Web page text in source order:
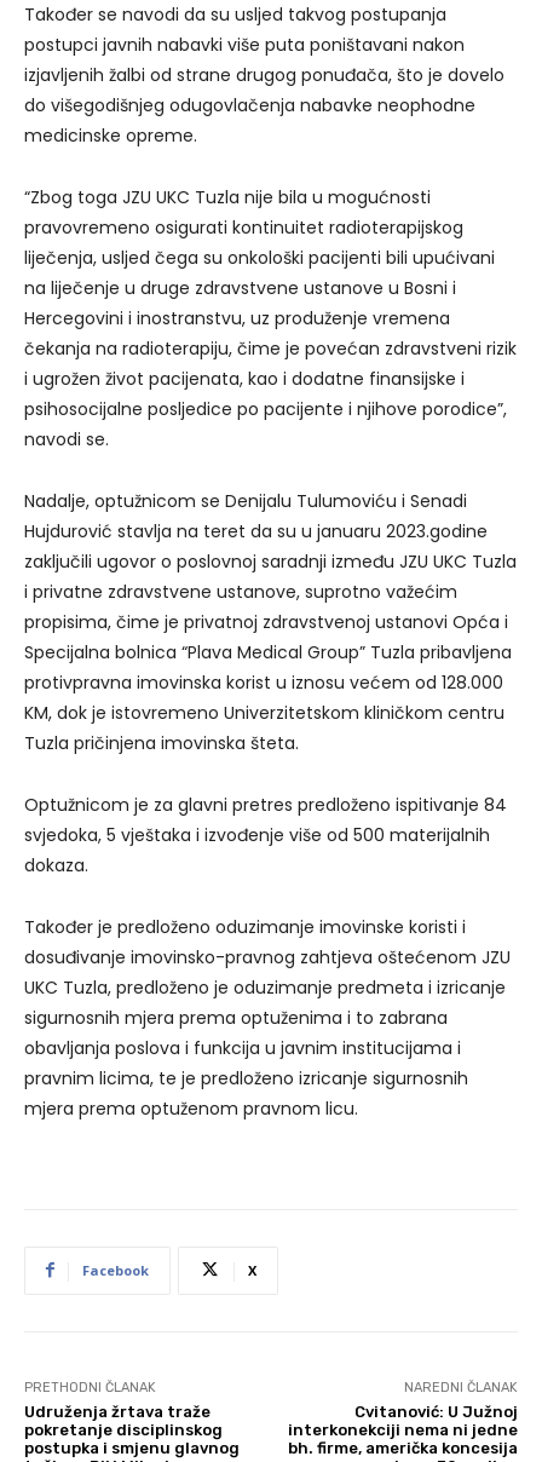
Također se navodi da su usljed takvog postupanja
postupci javnih nabavki više puta poništavani nakon
izjavljenih žalbi od strane drugog ponuđača, što je dovelo
do višegodišnjeg odugovlačenja nabavke neophodne
medicinske opreme.
“Zbog toga JZU UKC Tuzla nije bila u mogućnosti
pravovremeno osigurati kontinuitet radioterapijskog
liječenja, usljed čega su onkološki pacijenti bili upućivani
na liječenje u druge zdravstvene ustanove u Bosni i
Hercegovini i inostranstvu, uz produženje vremena
čekanja na radioterapiju, čime je povećan zdravstveni rizik
i ugrožen život pacijenata, kao i dodatne finansijske i
psihosocijalne posljedice po pacijente i njihove porodice”,
navodi se.
Nadalje, optužnicom se Denijalu Tulumoviću i Senadi
Hujdurović stavlja na teret da su u januaru 2023.godine
zaključili ugovor o poslovnoj saradnji između JZU UKC Tuzla
i privatne zdravstvene ustanove, suprotno važećim
propisima, čime je privatnoj zdravstvenoj ustanovi Opća i
Specijalna bolnica “Plava Medical Group” Tuzla pribavljena
protivpravna imovinska korist u iznosu većem od 128.000
KM, dok je istovremeno Univerzitetskom kliničkom centru
Tuzla pričinjena imovinska šteta.
Optužnicom je za glavni pretres predloženo ispitivanje 84
svjedoka, 5 vještaka i izvođenje više od 500 materijalnih
dokaza.
Također je predloženo oduzimanje imovinske koristi i
dosuđivanje imovinsko-pravnog zahtjeva oštećenom JZU
UKC Tuzla, predloženo je oduzimanje predmeta i izricanje
sigurnosnih mjera prema optuženima i to zabrana
obavljanja poslova i funkcija u javnim institucijama i
pravnim licima, te je predloženo izricanje sigurnosnih
mjera prema optuženom pravnom licu.
Facebook X
PRETHODNI ČLANAK
Udruženja žrtava traže
pokretanje disciplinskog
postupka i smjenu glavnog
NAREDNI ČLANAK
Cvitanović: U Južnoj
interkonekciji nema ni jedne
bh. firme, američka koncesija